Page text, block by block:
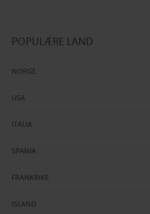
POPULÆRE LAND
NORGE
USA
ITALIA
SPANIA
FRANKRIKE
ISLAND